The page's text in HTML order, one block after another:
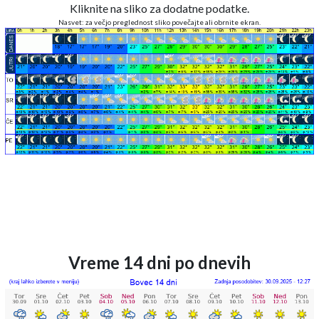
Kliknite na sliko za dodatne podatke.
Nasvet: za večjo preglednost sliko povečajte ali obrnite ekran.
Vreme 14 dni po dnevih